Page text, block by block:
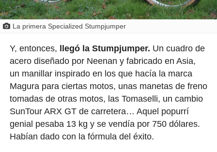
La primera Specialized Stumpjumper
Y, entonces, llegó la Stumpjumper. Un cuadro de
acero diseñado por Neenan y fabricado en Asia,
un manillar inspirado en los que hacía la marca
Magura para ciertas motos, unas manetas de freno
tomadas de otras motos, las Tomaselli, un cambio
SunTour ARX GT de carretera… Aquel popurrí
genial pesaba 13 kg y se vendía por 750 dólares.
Habían dado con la fórmula del éxito.